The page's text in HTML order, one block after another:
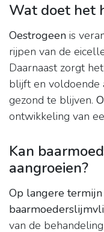
Wat doet het
Oestrogeen is
rijpen van de
Daarnaast zorgt
blijft en voldoende
gezond te blijven.
ontwikkeling van
Kan
aangroeien?
Op langere
van de